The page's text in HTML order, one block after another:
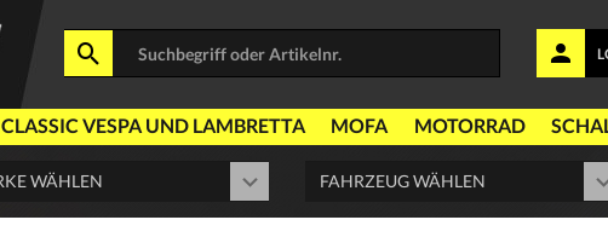
CLASSIC VESPA UND LAMBRETTA MOFA MOTORRAD